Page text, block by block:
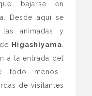
bajarse en
Desde aquí se
animadas y
Higashiyama.
a la entrada del
todo menos
de visitantes